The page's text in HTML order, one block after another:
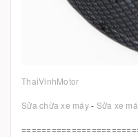
ThaiVinhMotor
Sửa chữa xe máy- Sửa xe